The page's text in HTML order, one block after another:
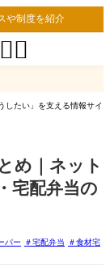
や制度を紹介

したい」を支える情報サイ
め｜ネット
宅配弁当の
パー 宅配弁当
食材宅